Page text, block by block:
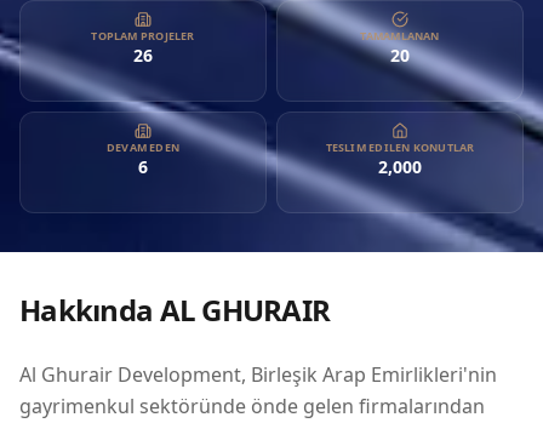
kentsel yaşamı yeniden tanımlamaktadır. Modern yaşam
tarzlarıyla uyumlu konut alanları yaratma misyonuyla, Al
Ghurair kalite ve yenilik konusunda kararlıdır. Şirketin
stratejik yaklaşımı, mimari mükemmeliyeti vurgulamakla
kalmayıp, aynı zamanda genel kentsel çevreyi de iyileştirerek,
mülk yatırımcıları için arzu edilen bir seçim haline
gelmektedir. Çeşitli sektörlere yayılmış köklü Al Ghurair ailesi
iş grubunun bir parçası olarak, geliştirme kolu Dubai'nin
büyümesine ve canlılığına önemli katkılarda bulunmaktadır.
Yatırımcılar, Al Ghurair'in rekabetçi bir pazarda kalıcı değer
güvenebilir.
TOPLAM PROJELER
26
TAMAMLANAN
20
DEVAM EDEN
6
TESLIM EDILEN KONUTLAR
2,000
Hakkında AL GHURAIR
Al Ghurair Development, Birleşik Arap Emirlikleri'nin
gayrimenkul sektöründe önde gelen firmalarından